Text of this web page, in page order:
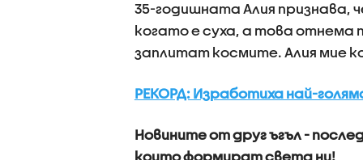
35-годишната Алия признава,
когато е суха, а това отнема
заплитат космите. Алия мие
РЕКОРД: Изработиха най-
Новините от друг ъгъл -
които формират света ни!